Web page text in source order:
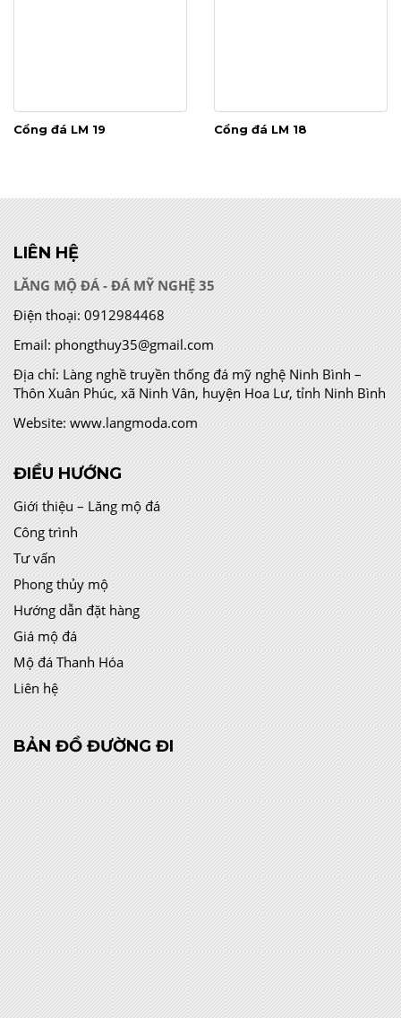
Cổng đá LM 19 Cổng đá LM 18
LIÊN HỆ
LĂNG MỘ ĐÁ - ĐÁ MỸ NGHỆ 35
Điện thoại: 0912984468
Email: phongthuy35@gmail.com
Địa chỉ:Làng nghề truyền thống đá mỹ nghệ Ninh Bình –
Thôn Xuân Phúc, xã Ninh Vân, huyện Hoa Lư, tỉnh Ninh Bình
Website: www.langmoda.com
ĐIỀU HƯỚNG
Giới thiệu – Lăng mộ đá
Công trình
Tư vấn
Phong thủy mộ
Hướng dẫn đặt hàng
Giá mộ đá
Mộ đá Thanh Hóa
Liên hệ
BẢN ĐỒ ĐƯỜNG ĐI